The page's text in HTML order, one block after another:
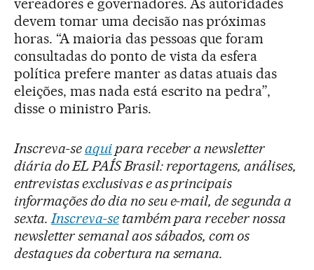
vereadores e governadores. As autoridades
devem tomar uma decisão nas próximas
horas. “A maioria das pessoas que foram
consultadas do ponto de vista da esfera
política prefere manter as datas atuais das
eleições, mas nada está escrito na pedra”,
disse o ministro Paris.
Inscreva-seaquipara receber a newsletter
diária do EL PAÍS Brasil: reportagens, análises,
entrevistas exclusivas e as principais
informações do dia no seu e-mail, de segunda a
sexta.Inscreva-setambém para receber nossa
newsletter semanal aos sábados, com os
destaques da cobertura na semana.